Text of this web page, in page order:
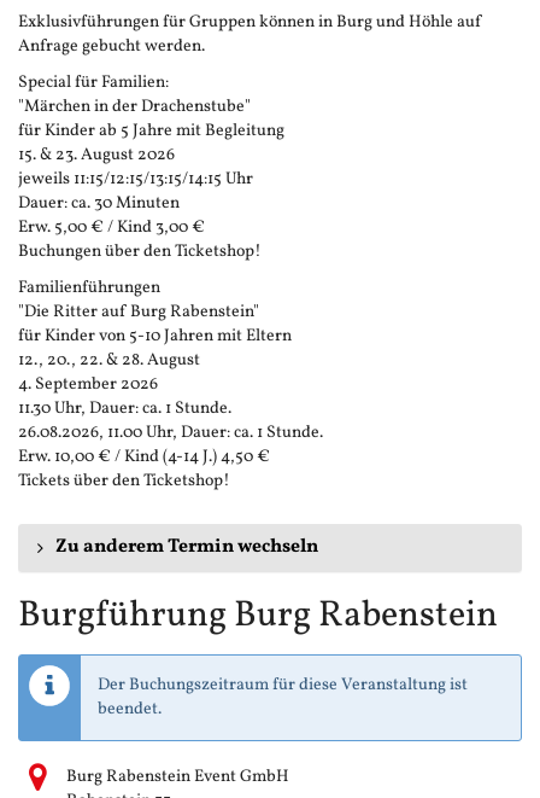
Exklusivführungen für Gruppen können in Burg und Höhle auf
Anfrage gebucht werden.
Special für Familien:
"Märchen in der Drachenstube"
für Kinder ab 5 Jahre mit Begleitung
15. & 23. August 2026
jeweils 11:15/12:15/13:15/14:15 Uhr
Dauer: ca. 30 Minuten
Erw. 5,00 € / Kind 3,00 €
Buchungen über den Ticketshop!
Familienführungen
"Die Ritter auf Burg Rabenstein"
für Kinder von 5-10 Jahren mit Eltern
12., 20., 22. & 28. August
4. September 2026
11.30 Uhr, Dauer: ca. 1 Stunde.
26.08.2026, 11.00 Uhr, Dauer: ca. 1 Stunde.
Erw. 10,00 € / Kind (4-14 J.) 4,50 €
Tickets über den Ticketshop!
Zu anderem Termin wechseln
Burgführung Burg Rabenstein
Der Buchungszeitraum für diese Veranstaltung ist
beendet.
Burg Rabenstein Event GmbH